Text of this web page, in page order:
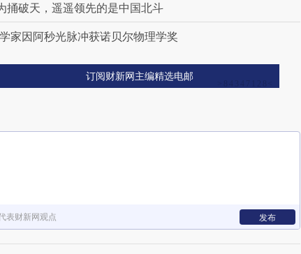
捅破天，遥遥领先的是中国北斗
家因阿秒光脉冲获诺贝尔物理学奖
订阅财新网主编精选电邮
表财新网观点 发布